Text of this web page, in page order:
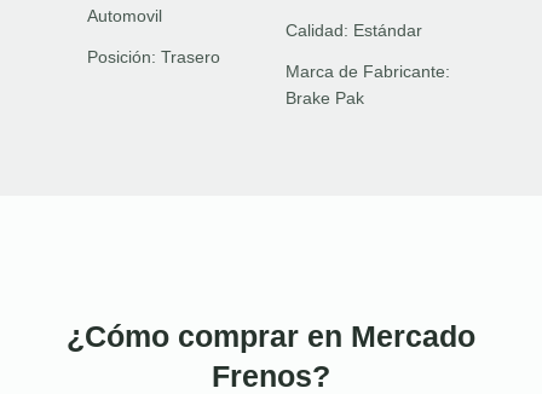
Automovil
Posición: Trasero
Calidad: Estándar
Marca de Fabricante:
Brake Pak
¿Cómo comprar en Mercado
Frenos?